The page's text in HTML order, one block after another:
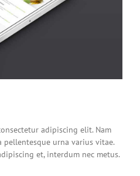
adipiscing elit. Nam
urna varius vitae.
et, interdum nec metus.